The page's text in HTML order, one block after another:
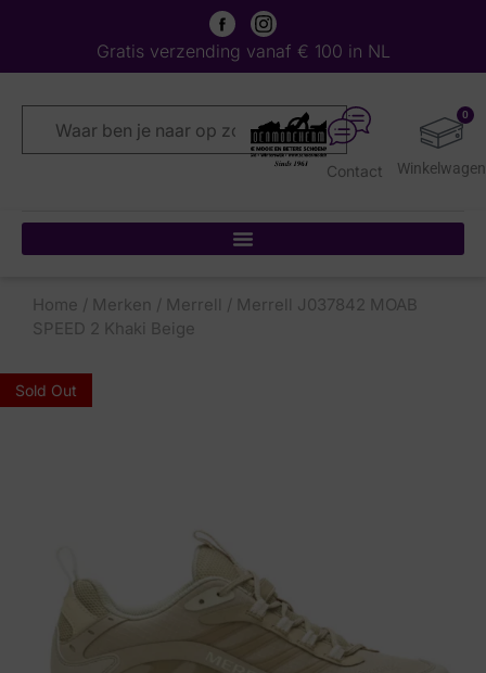
Gratis verzending vanaf € 100 in NL
0
Contact
Home / Merken / Merrell
/ Merrell J037842 MOAB
SPEED 2 Khaki Beige
Sold Out